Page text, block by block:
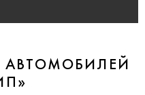
АВТОМОБИЛЕЙ